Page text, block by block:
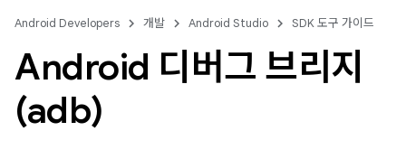
Android Developers 개발 Android Studio SDK 도구 가이드
Android 디버그 브리지
(adb)